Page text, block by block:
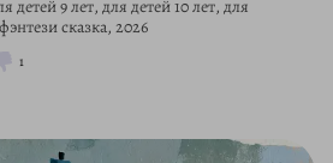
детей 9 лет, для детей 10 лет, для
сказка, 2026
1